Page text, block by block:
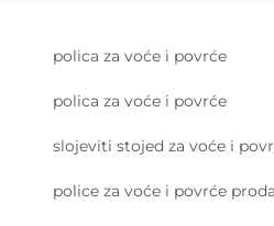
polica za voće i povrće
polica za voće i povrće
slojeviti stojed za voće i
police za voće i povrće